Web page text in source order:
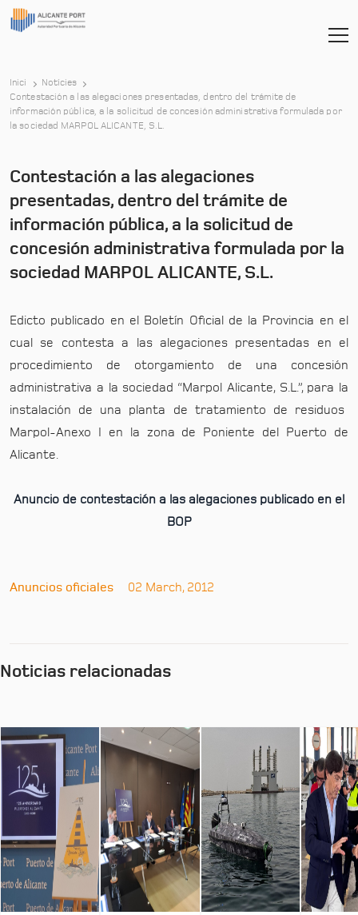
Inici
Notícies
Contestación a las alegaciones presentadas, dentro del trámite de
información pública, a la solicitud de concesión administrativa formulada por
la sociedad MARPOL ALICANTE, S.L.
-
Contestación a las alegaciones
presentadas, dentro del trámite de
información pública, a la solicitud de
concesión administrativa formulada por la
sociedad MARPOL ALICANTE, S.L.
Edicto publicado en el Boletín Oficial de la Provincia en el
cual se contesta a las alegaciones presentadas en el
procedimiento de otorgamiento de una concesión
administrativa a la sociedad “Marpol Alicante, S.L.”, para la
instalación de una planta de tratamiento de residuos
Marpol-Anexo I en la zona de Poniente del Puerto de
Alicante.
Anuncio de contestación a las alegaciones publicado en el
BOP
Anuncios oficiales 02 March, 2012
Noticias relacionadas